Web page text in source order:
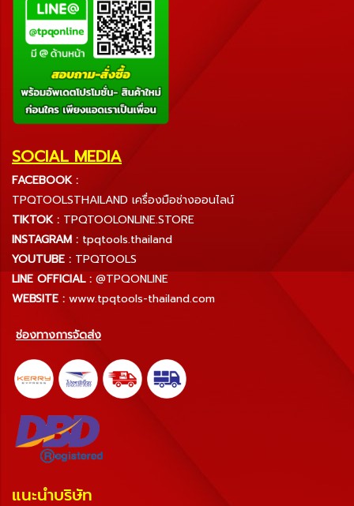
SOCIAL MEDIA
FACEBOOK :
TPQTOOLSTHAILAND เครื่องมือช่างออนไลน์
TIKTOK : TPQTOOLONLINE.STORE
INSTAGRAM : tpqtools.thailand
YOUTUBE : TPQTOOLS
LINE OFFICIAL : @TPQONLINE
WEBSITE : www.tpqtools-thailand.com
ช่องทางการจัดส่ง
แนะนำบริษัท